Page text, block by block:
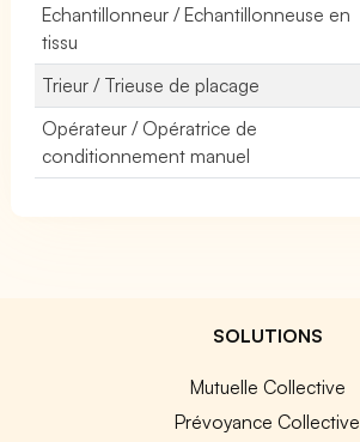
Echantillonneur / Echantillonneuse en
tissu
Trieur / Trieuse de placage
Opérateur / Opératrice de
conditionnement manuel
SOLUTIONS
Mutuelle Collective
Prévoyance Collective